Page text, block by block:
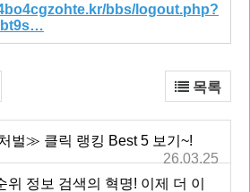
bbs/logout.php?
목록
벌≫ 클릭 랭킹 Best 5 보기~!
26.03.25
위 정보 검색의 혁명! 이제 더 이